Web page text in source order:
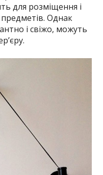
для розміщення і
предметів. Однак
і свіжо, можуть